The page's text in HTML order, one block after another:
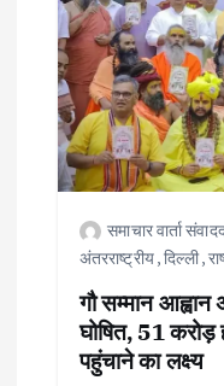
समाचार वार्ता
अंतरराष्ट्रीय,दिल्ली,
गौ सम्मान
घोषित, 51 करोड़
पहुंचाने का लक्ष्य